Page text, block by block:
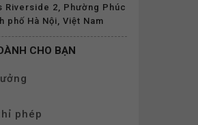
Riverside 2, Phường Phúc
phố Hà Nội, Việt Nam
CHO BẠN
phép